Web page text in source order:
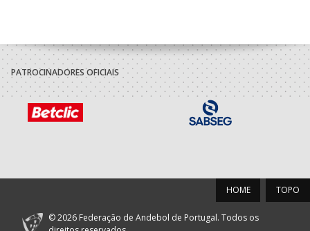
PATROCINADORES OFICIAIS
TOPO
HOME
© 2026 Federação de Andebol de Portugal. Todos os